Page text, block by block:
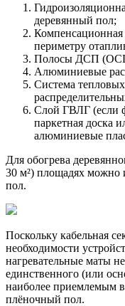
деревянный пол;
Компенсационная
периметру
Полосы ДСП
Алюминиевые
Система тепловых
Слой ГВЛГ (если
паркетная доска
алюминиевые
Для обогрева
30 м²) площадях можно
пол.
Поскольку кабельная
необходимости
нагревательные маты
единственного (или
наиболее приемлемым
плёночный пол.